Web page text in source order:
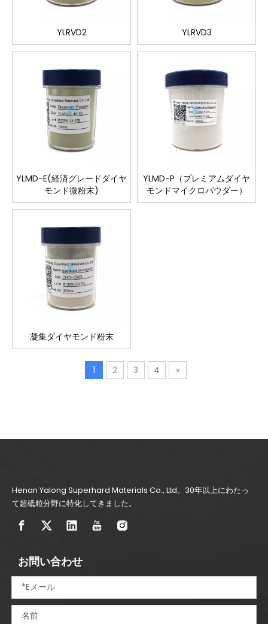
YLRVD2 YLRVD3
YLMD-E(経済グレードダイヤ
モンド微粉末)
YLMD-P（プレミアムダイヤ
モンドマイクロパウダー）
凝集ダイヤモンド粉末
1 2 3 4 »
Henan Yalong Superhard Materials Co., Ltd。30年以上にわたっ
て超砥粒分野に特化してきました。
お問い合わせ